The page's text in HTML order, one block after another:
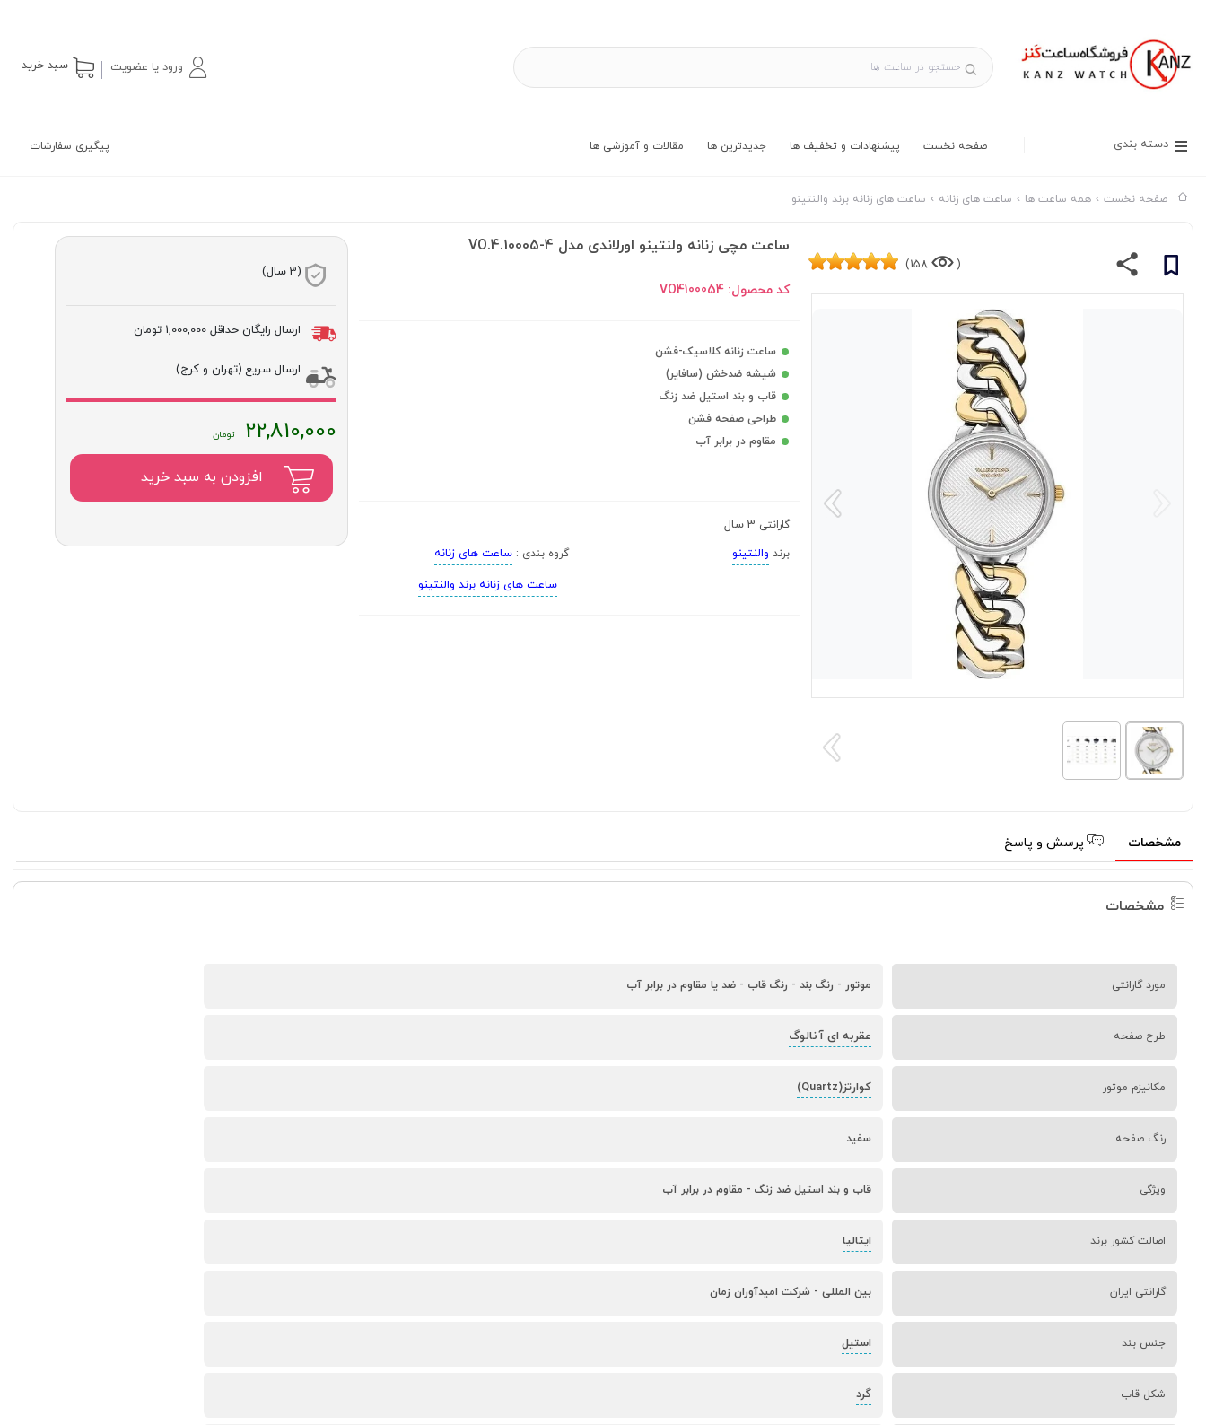
ورود یا عضویت سبد خرید
دسته بندی صفحه نخست پیشنهادات و تخفیف ها جدیدترین ها مقالات و آموزشی ها پیگیری سفارشات
صفحه نخست همه ساعت ها ساعت های زنانه ساعت های زنانه برند والنتینو
(
158)
ساعت مچی زنانه ولنتینو اورلاندی مدل VO.4.10005-4
کد محصول:VO4100054
ساعت زنانه کلاسیک-فشن
شیشه ضدخش (سافایر)
قاب و بند استیل ضد زنگ
طراحی صفحه فشن
مقاوم در برابر آب
گارانتی 3 سال
برند والنتینو گروه بندی :ساعت های زنانه
ساعت های زنانه برند والنتینو
(3 سال)
ارسال رایگان حداقل 1,000,000 تومان
ارسال سریع (تهران و کرج)
22,810,000
افزودن به سبد خرید
مشخصات پرسش و پاسخ
مشخصات
مورد گارانتی موتور - رنگ بند - رنگ قاب - ضد یا مقاوم در برابر آب
طرح صفحه عقربه ای آنالوگ
مکانیزم موتور کوارتز(Quartz)
رنگ صفحه سفید
ویژگی قاب و بند استیل ضد زنگ - مقاوم در برابر آب
اصالت کشور برند ایتالیا
گارانتی ایران بین المللی - شرکت امیدآوران زمان
جنس بند استیل
شکل قاب گرد